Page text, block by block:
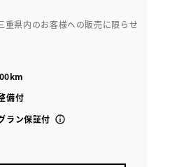
県内のお客様への販売に限らせ
備付
ラン保証付